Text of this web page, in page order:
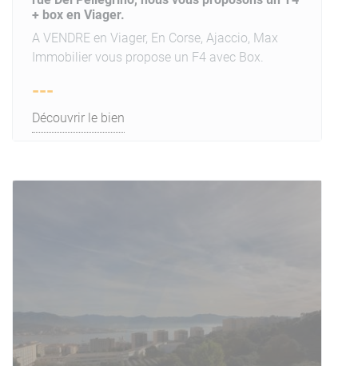
+ box en Viager.
A VENDRE en Viager, En Corse, Ajaccio, Max
Immobilier vous propose un F4 avec Box.
---
Découvrir le bien